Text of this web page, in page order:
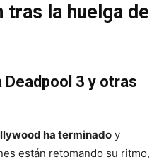
tras la huelga de
3 y otras
ha terminado y
están retomando su ritmo,